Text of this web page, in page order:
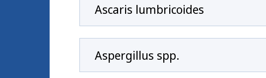
Ascaris lumbricoides
Aspergillus spp.